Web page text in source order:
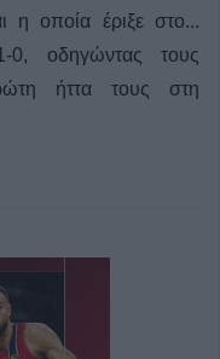
η οποία έριξε στο...
0, οδηγώντας τους
ήττα τους στη